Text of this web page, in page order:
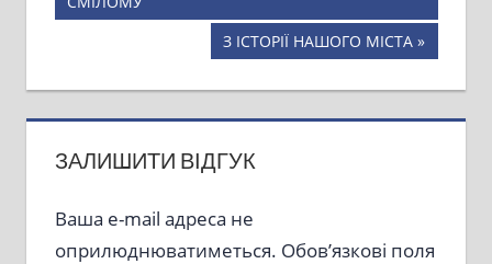
записів
Next
Post:
З ІСТОРІЇ НАШОГО МІСТА
ЗАЛИШИТИ ВІДГУК
Ваша e-mail адреса не
оприлюднюватиметься. Обов’язкові поля